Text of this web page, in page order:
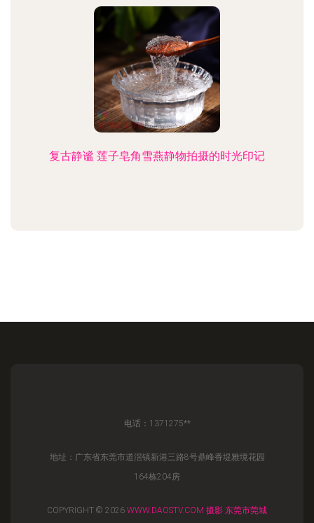
复古静谧 莲子皂角雪燕静物拍摄的时光印记
电话：1371275**
地址：广东省东莞市道滘镇新港三路8号鼎峰香堤雅境花园
164栋204房
COPYRIGHT © 2026 WWW.DAOSTV.COM 摄影 东莞市莞城